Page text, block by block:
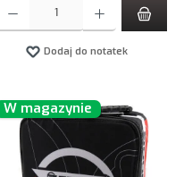
Dodaj do notatek
W magazynie